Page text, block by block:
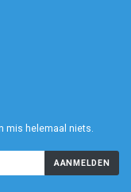
mis helemaal niets.
AANMELDEN